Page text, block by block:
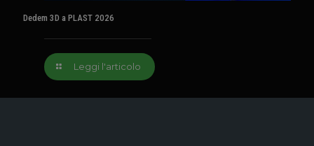
Dedem 3D a PLAST 2026
Leggi l'articolo